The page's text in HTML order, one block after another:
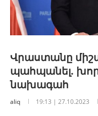
Վրաստանը միշտ
պահպանել.
նախագահ
aliq 19:13 | 27.10.2023